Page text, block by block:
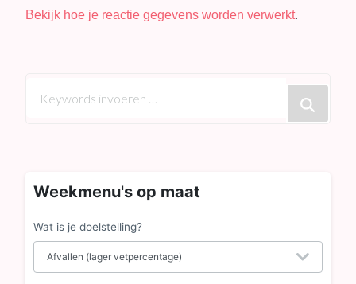
Bekijk hoe je reactie gegevens worden verwerkt.
zoek
Weekmenu's op maat
Wat is je doelstelling?